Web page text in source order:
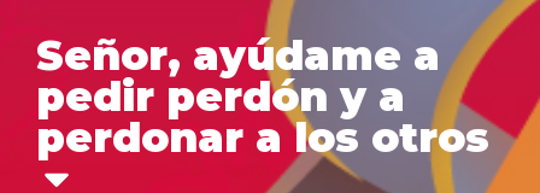
Señor, ayúdame a
pedir perdón y a
perdonar a los otros